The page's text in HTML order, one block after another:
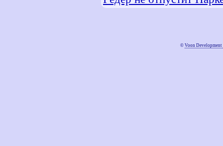
© Voon Development